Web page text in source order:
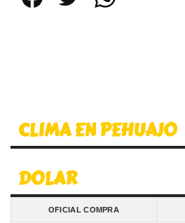
FacebookTwitterWhatsApp
CLIMA EN PEHUAJO
DOLAR
OFICIAL COMPRA